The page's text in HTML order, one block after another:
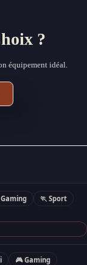
?
équipement idéal.
🏃 Sport
🎮 Gaming